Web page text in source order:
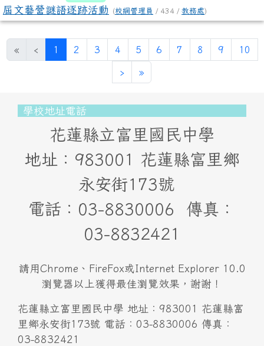
屆文藝營謎語逐跡活動
(校網管理員 / 434 / 教務處)
« ‹ 1 (目前頁次)
2 3 4 5 6 7 8 9 10
›下一頁
»最後頁
頁尾區域內容
學校地址電話
花蓮縣立富里國民中學
地址：983001 花蓮縣富里鄉
永安街173號
電話：03-8830006 傳真：
03-8832421
請用Chrome、FireFox或Internet Explorer 10.0
瀏覽器以上獲得最佳瀏覽效果，謝謝！
花蓮縣立富里國民中學 地址：983001 花蓮縣富
里鄉永安街173號 電話：03-8830006 傳真：
03-8832421